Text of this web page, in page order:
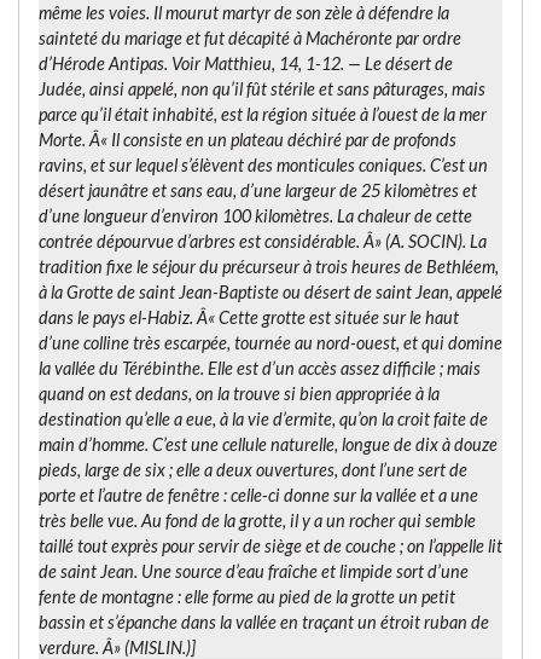
même les voies. Il mourut martyr de son zèle à défendre la
sainteté du mariage et fut décapité à Machéronte par ordre
d’Hérode Antipas. Voir Matthieu, 14, 1-12. — Le désert de
Judée, ainsi appelé, non qu’il fût stérile et sans pâturages, mais
parce qu’il était inhabité, est la région située à l’ouest de la mer
Morte. Â« Il consiste en un plateau déchiré par de profonds
ravins, et sur lequel s’élèvent des monticules coniques. C’est un
désert jaunâtre et sans eau, d’une largeur de 25 kilomètres et
d’une longueur d’environ 100 kilomètres. La chaleur de cette
contrée dépourvue d’arbres est considérable. Â» (A. SOCIN). La
tradition fixe le séjour du précurseur à trois heures de Bethléem,
à laGrotte de saint Jean-Baptisteou désert de saint Jean, appelé
dans le paysel-Habiz. Â« Cette grotte est située sur le haut
d’une colline très escarpée, tournée au nord-ouest, et qui domine
la vallée du Térébinthe. Elle est d’un accès assez difficile ; mais
quand on est dedans, on la trouve si bien appropriée à la
destination qu’elle a eue, à la vie d’ermite, qu’on la croit faite de
main d’homme. C’est une cellule naturelle, longue de dix à douze
pieds, large de six ; elle a deux ouvertures, dont l’une sert de
porte et l’autre de fenêtre : celle-ci donne sur la vallée et a une
très belle vue. Au fond de la grotte, il y a un rocher qui semble
taillé tout exprès pour servir de siège et de couche ; on l’appelle lit
de saint Jean. Une source d’eau fraîche et limpide sort d’une
fente de montagne : elle forme au pied de la grotte un petit
bassin et s’épanche dans la vallée en traçant un étroit ruban de
verdure. Â» (MISLIN.)]